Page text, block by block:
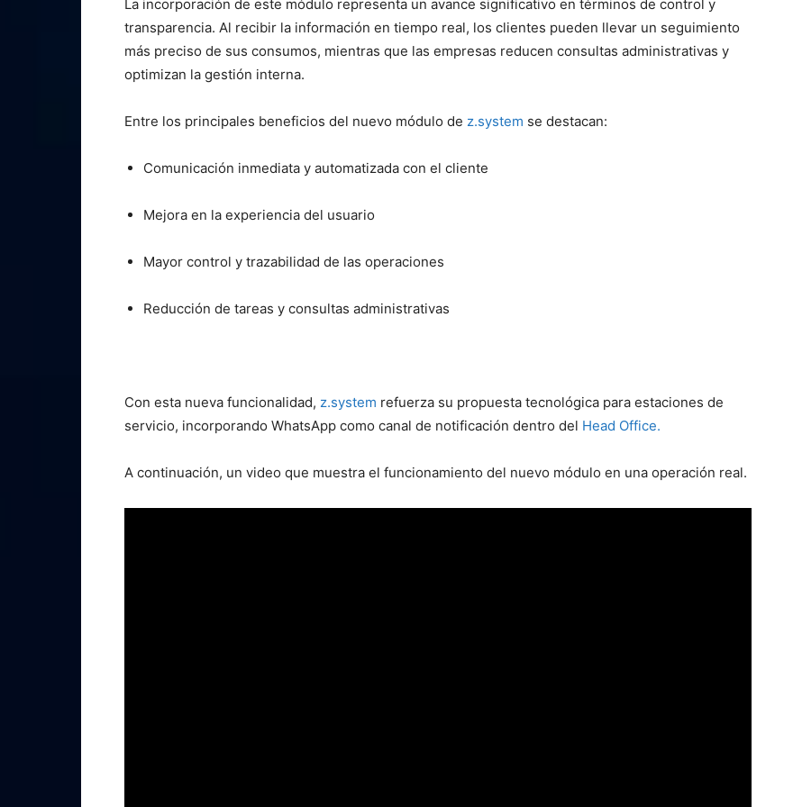
La incorporación de este módulo representa un avance significativo en términos de control y
transparencia. Al recibir la información en tiempo real, los clientes pueden llevar un seguimiento
más preciso de sus consumos, mientras que las empresas reducen consultas administrativas y
optimizan la gestión interna.
Entre los principales beneficios del nuevo módulo de z.system se destacan:
Comunicación inmediata y automatizada con el cliente
Mejora en la experiencia del usuario
Mayor control y trazabilidad de las operaciones
Reducción de tareas y consultas administrativas
Con esta nueva funcionalidad, z.system refuerza su propuesta tecnológica para estaciones de
servicio, incorporando WhatsApp como canal de notificación dentro del Head Office.
A continuación, un video que muestra el funcionamiento del nuevo módulo en una operación real.